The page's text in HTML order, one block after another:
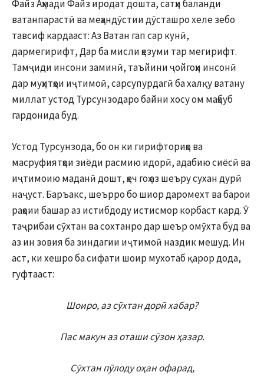
Файз Аҳмади Файз иродат дошта, сатҳи баланди
ватанпарастӣ ва меҳандӯстии дӯсташро хеле зебо
тавсиф кардааст: Аз Ватан гап сар кунӣ,
дармегирифт, Дар ба мисли ҳезуми тар мегирифт.
Тамҷиди инсони заминӣ, таъйини ҷойгоҳи инсонӣ
дар муҳитҳои иҷтимоӣ, сарсупурдагӣ ба халқу ватану
миллат устод Турсунзодаро байни хосу ом маҳбуб
гардонида буд.
Устод Турсунзода, бо он ки гирифториҳо ва
масруфиятҳои зиёди расмию идорӣ, адабию сиёсӣ ва
иҷтимоию маданӣ дошт, ҳеч гоҳ аз шеъру сухан дурӣ
наҷуст. Баръакс, шеърро бо шиор даромехт ва барои
раҳоии башар аз истибдоду истисмор корбаст кард. Ӯ
таҷрибаи сӯхтан ва сохтанро дар шеър омӯхта буд ва
аз ин зовия ба зиндагии иҷтимоӣ наздик мешуд. Ин
аст, ки хешро ба сифати шоир мухотаб қарор дода,
гуфтааст:
Шоиро, аз сӯхтан дорӣ хабар?
Пас макун аз оташи сӯзон ҳазар.
Сӯхтан пӯлоду оҳан офарад,